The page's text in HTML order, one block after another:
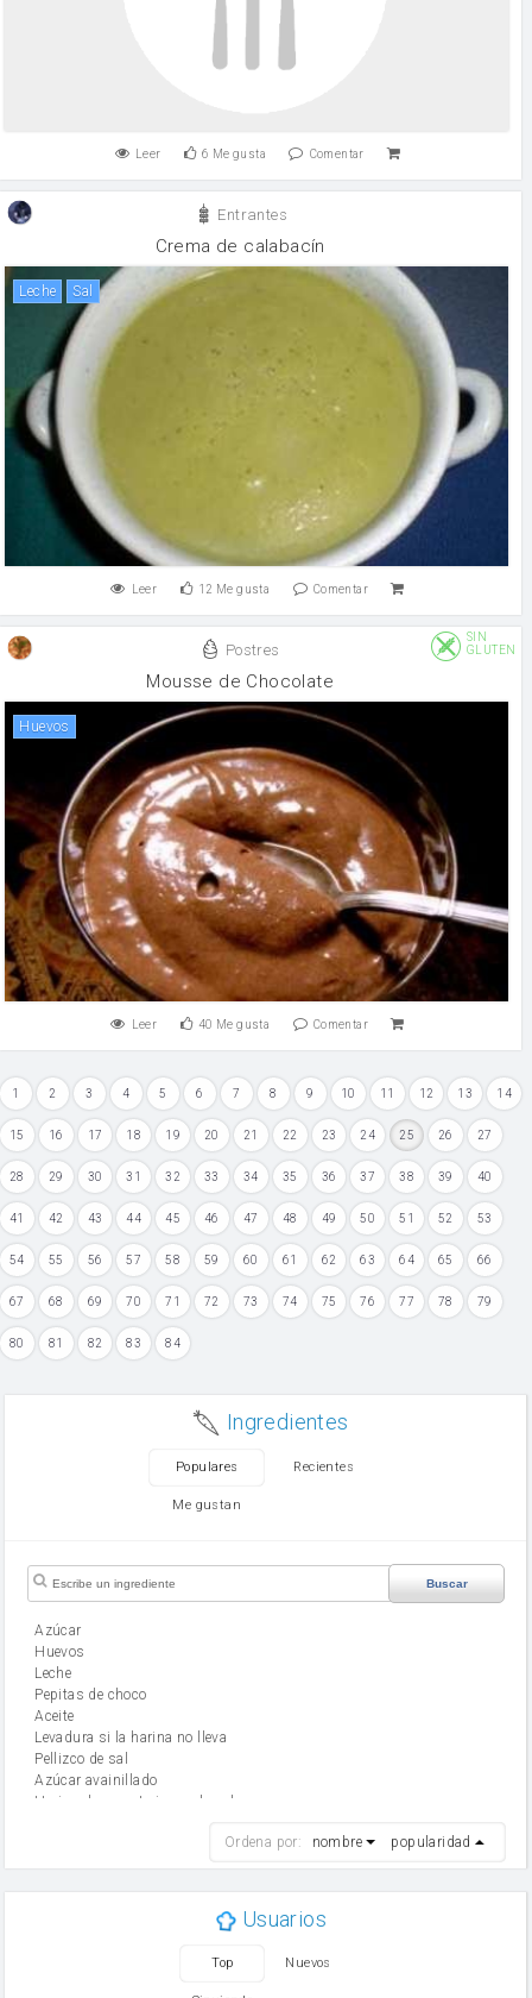
Leer 6 Me gusta Comentar
Entrantes
Crema de calabacín
leche sal
Leer 12 Me gusta Comentar
Postres
SIN
GLUTEN
Mousse de Chocolate
huevos
Leer 40 Me gusta Comentar
1 2 3 4 5 6 7 8 9 10 11 12 13 14
15 16 17 18 19 20 21 22 23 24 25 26 27
28 29 30 31 32 33 34 35 36 37 38 39 40
41 42 43 44 45 46 47 48 49 50 51 52 53
54 55 56 57 58 59 60 61 62 63 64 65 66
67 68 69 70 71 72 73 74 75 76 77 78 79
80 81 82 83 84
Ingredientes
Populares Recientes
Me gustan
Buscar
Azúcar
huevos
leche
Pepitas de choco
aceite
Levadura si la harina no lleva
Pellizco de sal
Azúcar avainillado
Harina de reposteria con levadura
mantequilla
Ordena por: nombre popularidad
Usuarios
Top Nuevos